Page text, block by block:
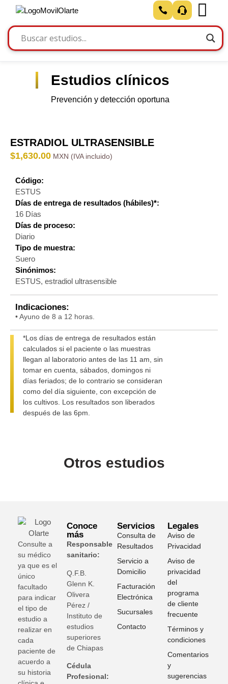
Estudios clínicos
Prevención y detección oportuna
ESTRADIOL ULTRASENSIBLE
$1,630.00
Código:
ESTUS
Días de entrega de resultados (hábiles)*:
16 Días
Días de proceso:
Diario
Tipo de muestra:
Suero
Sinónimos:
ESTUS, estradiol ultrasensible
Indicaciones:
• Ayuno de 8 a 12 horas.
*Los días de entrega de resultados están
calculados si el paciente o las muestras
llegan al laboratorio antes de las 11 am, sin
tomar en cuenta, sábados, domingos ni
días feriados; de lo contrario se consideran
como del día siguiente, con excepción de
los cultivos. Los resultados son liberados
después de las 6pm.
Otros estudios
Consulte a
su médico
ya que es el
único
facultado
para indicar
el tipo de
estudio a
realizar en
cada
paciente de
acuerdo a
su historia
Conoce
más
Responsable
sanitario:
Q.F.B.
Glenn K
Olivera
Pérez /
Instituto de
estudios
superiores
de Chiapas
Cédula
Profesional:
Servicios
Consulta de
Resultados
Servicio a
Domicilio
Facturación
Electrónica
Sucursales
Contacto
Legales
Aviso de
Privacidad
Aviso de
privacidad
del
programa
de cliente
frecuente
Términos y
condiciones
Comentarios
y
sugerencias